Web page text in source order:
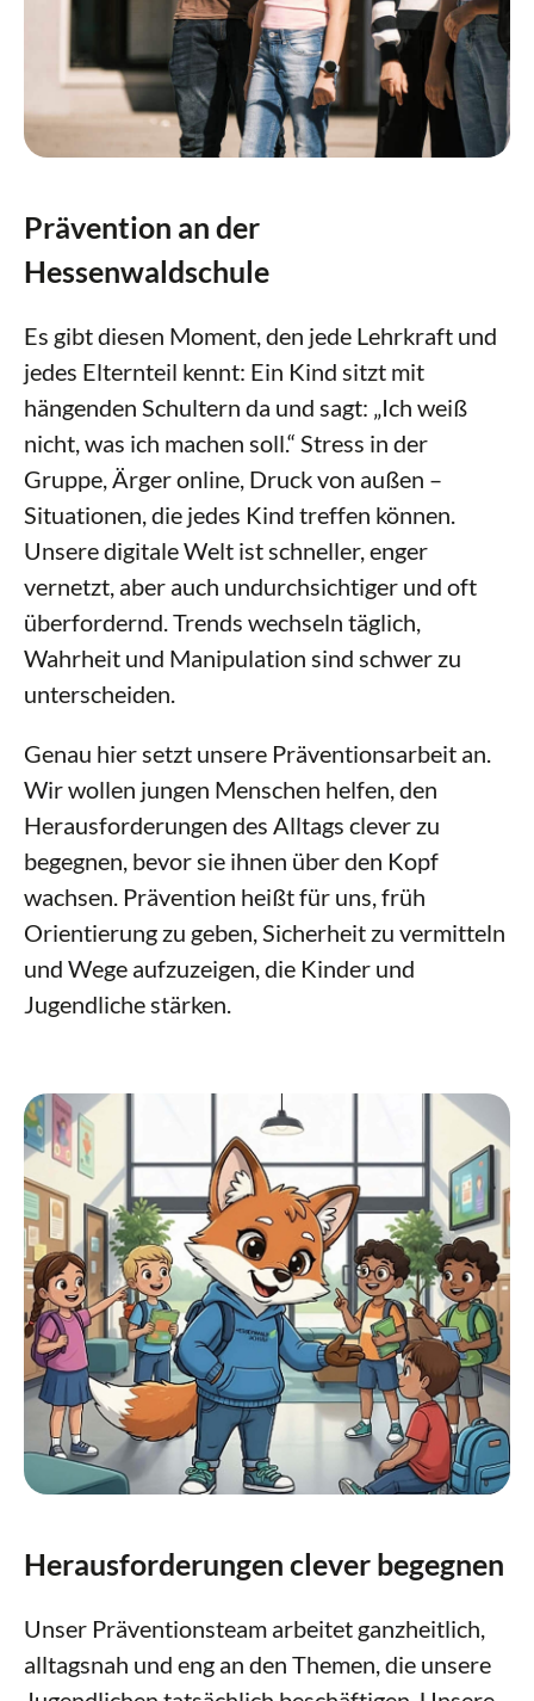
Erasmus+
Vorlesewettbewerb Leo, leo
MINT
Ganztag & Betreuung
Prävention
Unterricht
Ästhetische Bildung
Schulsanitätsdienst
Arbeitsgemeinschaften
Mensa
Bibliothek
Service & Downloads
Kontakt
Prävention an der
Hessenwaldschule
Es gibt diesen Moment, den jede Lehrkraft und
jedes Elternteil kennt: Ein Kind sitzt mit
hängenden Schultern da und sagt: „Ich weiß
nicht, was ich machen soll.“ Stress in der
Gruppe, Ärger online, Druck von außen –
Situationen, die jedes Kind treffen können.
Unsere digitale Welt ist schneller, enger
vernetzt, aber auch undurchsichtiger und oft
überfordernd. Trends wechseln täglich,
Wahrheit und Manipulation sind schwer zu
unterscheiden.
Genau hier setzt unsere Präventionsarbeit an.
Wir wollen jungen Menschen helfen, den
Herausforderungen des Alltags clever zu
begegnen, bevor sie ihnen über den Kopf
wachsen. Prävention heißt für uns, früh
Orientierung zu geben, Sicherheit zu vermitteln
und Wege aufzuzeigen, die Kinder und
Jugendliche stärken.
Herausforderungen clever begegnen
Unser Präventionsteam arbeitet ganzheitlich,
alltagsnah und eng an den Themen, die unsere